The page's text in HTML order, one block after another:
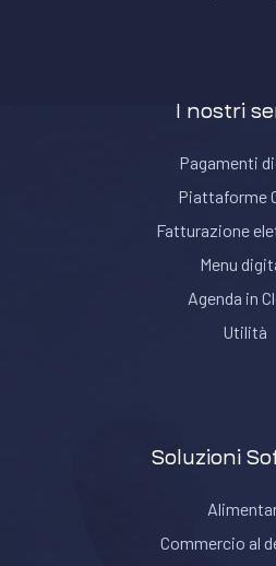
I nostri
Pagamenti
Piattaforme
Fatturazione
Menu
Agenda in
Utilità
Soluzioni
Commercio al